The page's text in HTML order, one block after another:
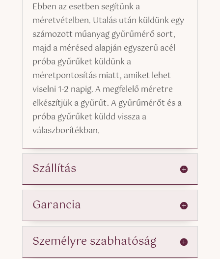
Ebben az esetben segítünk a
méretvételben. Utalás után küldünk egy
számozott műanyag gyűrűmérő sort,
majd a mérésed alapján egyszerű acél
próba gyűrűket küldünk a
méretpontosítás miatt, amiket lehet
viselni 1-2 napig. A megfelelő méretre
elkészítjük a gyűrűt. A gyűrűmérőt és a
próba gyűrűket küldd vissza a
válaszborítékban.
Szállítás
Garancia
Személyre szabhatóság